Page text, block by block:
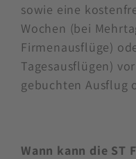
sowie eine
Wochen (bei
Firmenausflüge)
Tagesausflügen)
gebuchten Ausflug
Wann kann die ST